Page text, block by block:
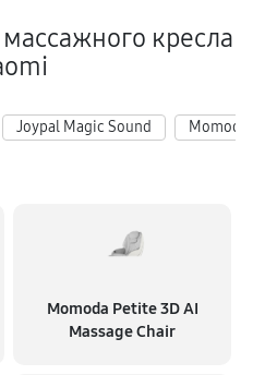
сканера
кресла
Joypal Magic Sound Momoda
Momoda Petite 3D AI
Massage Chair